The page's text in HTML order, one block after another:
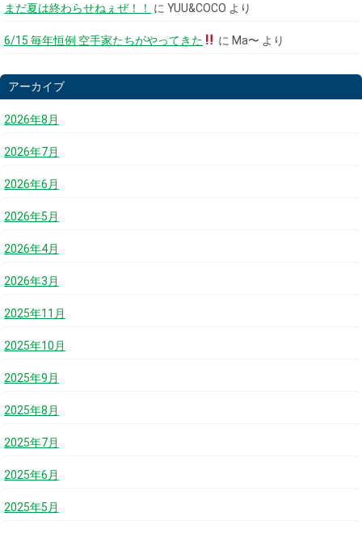
まだ夏は終わらせねぇぜ！！ に YUU&COCO より
6/15 毎年恒例 空手家たちがやってきた に Ma〜 より
アーカイブ
2026年8月
2026年7月
2026年6月
2026年5月
2026年4月
2026年3月
2025年11月
2025年10月
2025年9月
2025年8月
2025年7月
2025年6月
2025年5月